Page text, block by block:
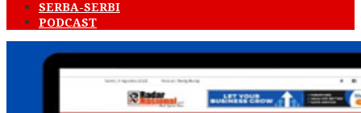
SERBA-SERBI
PODCAST